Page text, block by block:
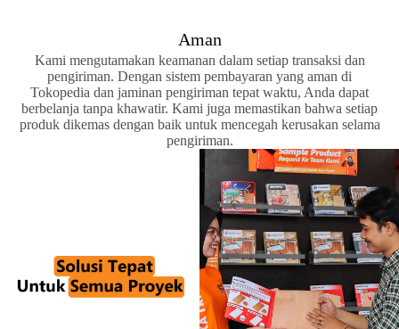
Aman
Kami mengutamakan keamanan dalam setiap transaksi dan
pengiriman. Dengan sistem pembayaran yang aman di
Tokopedia dan jaminan pengiriman tepat waktu, Anda dapat
berbelanja tanpa khawatir. Kami juga memastikan bahwa setiap
produk dikemas dengan baik untuk mencegah kerusakan selama
pengiriman.